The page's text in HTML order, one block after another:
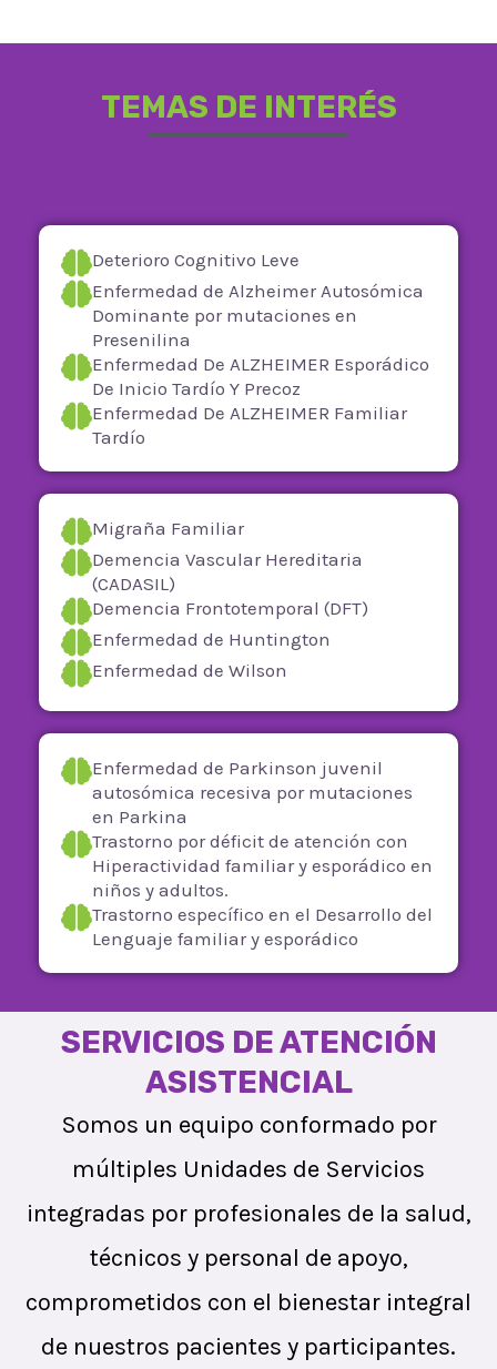
TEMAS DE INTERÉS
Deterioro Cognitivo Leve
Enfermedad de Alzheimer Autosómica
Dominante por mutaciones en
Presenilina
Enfermedad De ALZHEIMER Esporádico
De Inicio Tardío Y Precoz
Enfermedad De ALZHEIMER Familiar
Tardío
Migraña Familiar
Demencia Vascular Hereditaria
(CADASIL)
Demencia Frontotemporal (DFT)
Enfermedad de Huntington
Enfermedad de Wilson
Enfermedad de Parkinson juvenil
autosómica recesiva por mutaciones
en Parkina
Trastorno por déficit de atención con
Hiperactividad familiar y esporádico en
niños y adultos.
Trastorno específico en el Desarrollo del
Lenguaje familiar y esporádico
SERVICIOS DE ATENCIÓN
ASISTENCIAL
Somos un equipo conformado por
múltiples Unidades de Servicios
integradas por profesionales de la salud,
técnicos y personal de apoyo,
comprometidos con el bienestar integral
de nuestros pacientes y participantes.